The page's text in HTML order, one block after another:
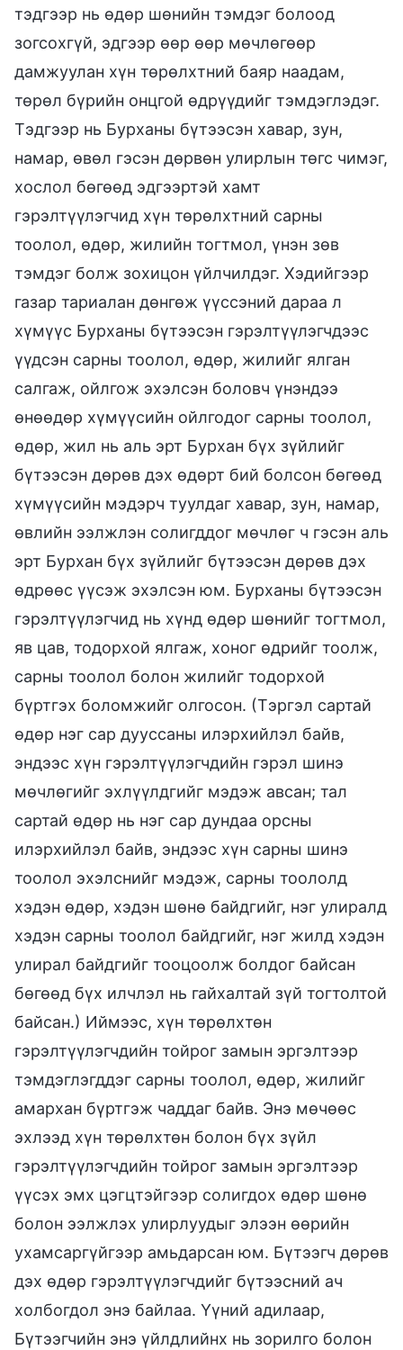
тэдгээр нь өдөр шөнийн тэмдэг болоод
зогсохгүй, эдгээр өөр өөр мөчлөгөөр
дамжуулан хүн төрөлхтний баяр наадам,
төрөл бүрийн онцгой өдрүүдийг тэмдэглэдэг.
Тэдгээр нь Бурханы бүтээсэн хавар, зун,
намар, өвөл гэсэн дөрвөн улирлын төгс чимэг,
хослол бөгөөд эдгээртэй хамт
гэрэлтүүлэгчид хүн төрөлхтний сарны
тоолол, өдөр, жилийн тогтмол, үнэн зөв
тэмдэг болж зохицон үйлчилдэг. Хэдийгээр
газар тариалан дөнгөж үүссэний дараа л
хүмүүс Бурханы бүтээсэн гэрэлтүүлэгчдээс
үүдсэн сарны тоолол, өдөр, жилийг ялган
салгаж, ойлгож эхэлсэн боловч үнэндээ
өнөөдөр хүмүүсийн ойлгодог сарны тоолол,
өдөр, жил нь аль эрт Бурхан бүх зүйлийг
бүтээсэн дөрөв дэх өдөрт бий болсон бөгөөд
хүмүүсийн мэдэрч туулдаг хавар, зун, намар,
өвлийн ээлжлэн солигддог мөчлөг ч гэсэн аль
эрт Бурхан бүх зүйлийг бүтээсэн дөрөв дэх
өдрөөс үүсэж эхэлсэн юм. Бурханы бүтээсэн
гэрэлтүүлэгчид нь хүнд өдөр шөнийг тогтмол,
яв цав, тодорхой ялгаж, хоног өдрийг тоолж,
сарны тоолол болон жилийг тодорхой
бүртгэх боломжийг олгосон. (Тэргэл сартай
өдөр нэг сар дууссаны илэрхийлэл байв,
эндээс хүн гэрэлтүүлэгчдийн гэрэл шинэ
мөчлөгийг эхлүүлдгийг мэдэж авсан; тал
сартай өдөр нь нэг сар дундаа орсны
илэрхийлэл байв, эндээс хүн сарны шинэ
тоолол эхэлснийг мэдэж, сарны тоололд
хэдэн өдөр, хэдэн шөнө байдгийг, нэг улиралд
хэдэн сарны тоолол байдгийг, нэг жилд хэдэн
улирал байдгийг тооцоолж болдог байсан
бөгөөд бүх илчлэл нь гайхалтай зүй тогтолтой
байсан.) Иймээс, хүн төрөлхтөн
гэрэлтүүлэгчдийн тойрог замын эргэлтээр
тэмдэглэгддэг сарны тоолол, өдөр, жилийг
амархан бүртгэж чаддаг байв. Энэ мөчөөс
эхлээд хүн төрөлхтөн болон бүх зүйл
гэрэлтүүлэгчдийн тойрог замын эргэлтээр
үүсэх эмх цэгцтэйгээр солигдох өдөр шөнө
болон ээлжлэх улирлуудыг элээн өөрийн
ухамсаргүйгээр амьдарсан юм. Бүтээгч дөрөв
дэх өдөр гэрэлтүүлэгчдийг бүтээсний ач
холбогдол энэ байлаа. Үүний адилаар,
Бүтээгчийн энэ үйлдлийнх нь зорилго болон